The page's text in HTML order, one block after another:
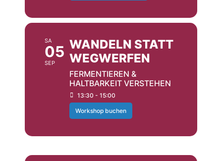
SA
05
SEP
WANDELN STATT
WEGWERFEN
FERMENTIEREN &
HALTBARKEIT VERSTEHEN
13:30 - 15:00
Workshop buchen